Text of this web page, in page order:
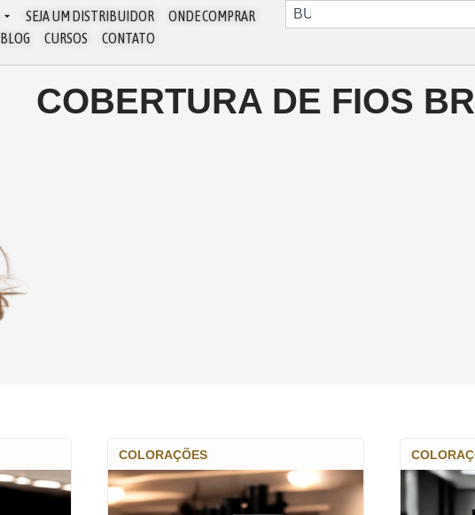
SEJA UM DISTRIBUIDOR
ONDE COMPRAR
BLOG CURSOS CONTATO
COBERTURA DE FIOS
COLORAÇÕES